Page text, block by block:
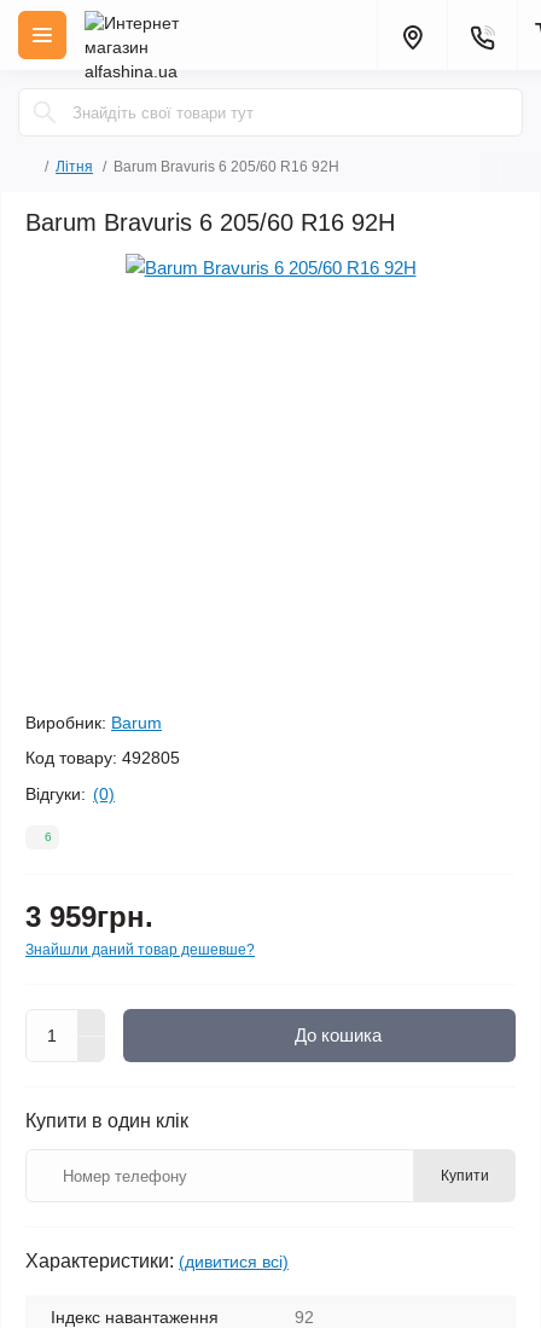
Літня Barum Bravuris 6 205/60 R16 92H
Barum Bravuris 6 205/60 R16 92H
Виробник: Barum
Код товару: 492805
Відгуки: (0)
6
3 959грн.
Знайшли даний товар дешевше?
До кошика
Купити в один клік
Купити
Характеристики: (дивитися всі)
Індекс навантаження 92